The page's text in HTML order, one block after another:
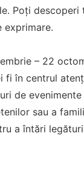
Poți descoperi
exprimare.
– 22
fi în centrul
de
sau a
a întări